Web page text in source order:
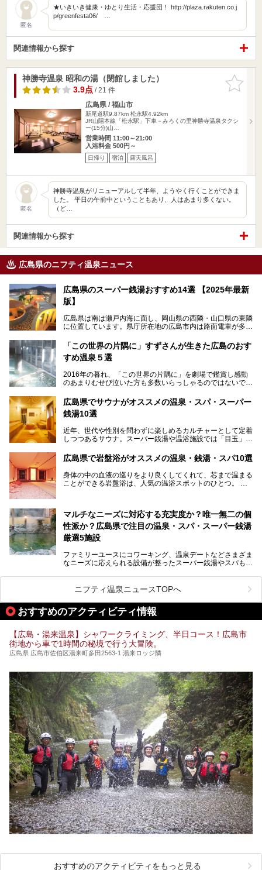
匿名
★いきいき健康・ゆとり生活・応援団！ http://plaza.rakuten.co.j
p/greenfesta06/ …
関連情報から探す
お気に入
りに追加
神勝寺温泉 昭和の湯（閉館しました）
3.9点/ 21 件
広島県 / 福山市
新尾道駅9.87km 松永駅4.92km
JR山陽本線「松永駅」下車－みろくの里神勝寺温泉タクシ
ー(15分)山…
営業時間 11:00～21:00
入浴料金 500円～
日帰り 宿泊 露天風呂
匿名
神勝寺温泉がリニューアルして半年、ようやく行くことができま
した。 平日の午前中ということもあり、人はあまり多くない。
（ど…
関連情報から探す
広島県のニフティ温泉ニュース
広島県のスーパー銭湯おすすめ14選 【2025年最新
版】
広島県は南は瀬戸内海に面し、岡山県の西隣・山口県の東隣
に位置しています。県庁所在地の広島市内は路面電車が多数
厳島神社と原爆ドームの2つの世界文化遺産があり、年間を
通して多数の観光客が訪れます。工業都市として栄えた呉市
や、坂の町・尾道市など、ゆっくり訪れたい町や観光スポッ
モン、全国にファンが多い広島風お好み焼きなどのグルメも
充実。
銭湯をご紹介します。
「この世界の片隅に」すずさんが生きた広島のおす
すめ温泉５選
2016年の暮れ、「この世界の片隅に」を劇場で鑑賞し感動
のあまりむせび泣いた方も多数いらっしゃるのではないでし
あの夏のヒロシマを生きた主人公すずさんの笑顔が、今もど
こかに輝きつづけていることをふと思い浮かべます。
そんな映画の舞台となった広島県呉市を中心に、広島のおす
広島県でサウナがオススメの温泉・スパ・スーパー
銭湯10選
近年、世代や性別を問わずに楽しめるカルチャーとして定着
しつつあるサウナ。スーパー銭湯や温浴施設では「目玉」と
わりと身体の内部を温めて発汗を促すサウナは、リフレッシ
ュ効果はもちろん、代謝が高まり健康や美容にも良い影響が
期待されます。今回はそんなサウナにこだわった、広島県内
のオススメ温泉・銭湯・スパ10ヶ所を紹介させていただき
ます。
広島県で岩盤浴がオススメの温泉・銭湯・スパ10選
身体の中の血液の巡りをより良くしてくれて、芯まで温まる
ことができる岩盤浴は、人気の温浴スポットのひとつ。
る、広島県でオススメの温泉・銭湯・スパをご紹介していき
ます！
マルチなニーズに対応する充実度か？唯一無二の個
性派か？広島県で注目の温泉・スパ・スーパー銭湯
厳選5施設
ファミリーユースにコワーキング、温泉デートなどさまざま
なニーズに応えられる設備が整ったスーパー銭湯やスパも、
いった個性が魅力の温泉も、どちらも充実している広島県。
今回は、そんな広島県にある温浴施設のなかから、筆者が
「一度訪ねてみたい」と気になっている魅力的な施設を5件
ピックアップして紹介します。
※2021/07/30時点の情報です。
ニフティ温泉ニュースTOPへ
おすすめのアクティビティ情報
【広島・湯来温泉】シャワークライミング、半日コース！広島市
街地から車で1時間の秘境で行う大冒険。
広島県 広島市佐伯区湯来町多田2563-1 湯来ロッジ隣
おすすめのアクティビティをもっと見る